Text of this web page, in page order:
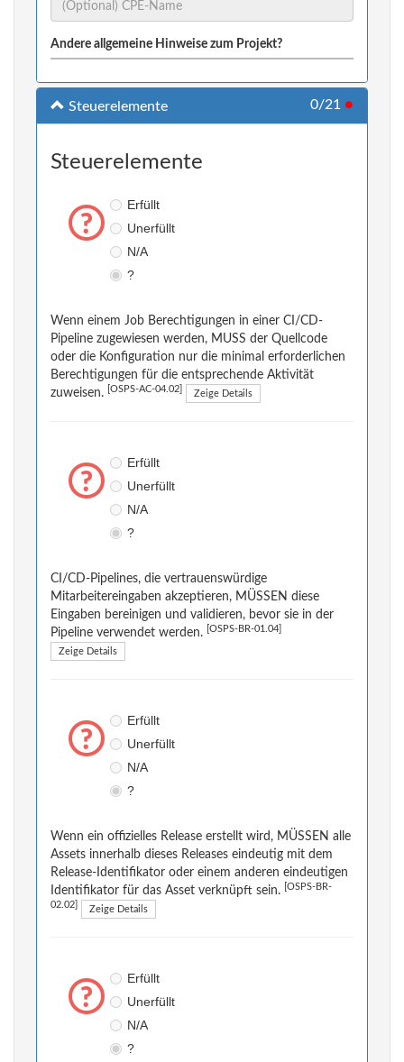
Andere allgemeine Hinweise zum Projekt?
Steuerelemente 0/21 ●
Steuerelemente
Erfüllt
Unerfüllt
N/A
?
Wenn einem Job Berechtigungen in einer CI/CD-
Pipeline zugewiesen werden, MUSS der Quellcode
oder die Konfiguration nur die minimal erforderlichen
Berechtigungen für die entsprechende Aktivität
zuweisen.
[OSPS-AC-04.02] Zeige Details
Erfüllt
Unerfüllt
N/A
?
CI/CD-Pipelines, die vertrauenswürdige
Mitarbeitereingaben akzeptieren, MÜSSEN diese
Eingaben bereinigen und validieren, bevor sie in der
Pipeline verwendet werden.
[OSPS-BR-01.04]
Zeige Details
Erfüllt
Unerfüllt
N/A
?
Wenn ein offizielles Release erstellt wird, MÜSSEN alle
Assets innerhalb dieses Releases eindeutig mit dem
Release-Identifikator oder einem anderen eindeutigen
Identifikator für das Asset verknüpft sein.
[OSPS-BR-
02.02] Zeige Details
Erfüllt
Unerfüllt
N/A
?